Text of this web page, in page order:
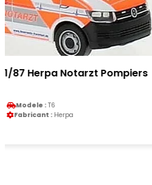
Ferrari 312 T 1/43 Look
Marque :Ferrari
Version : 312 T